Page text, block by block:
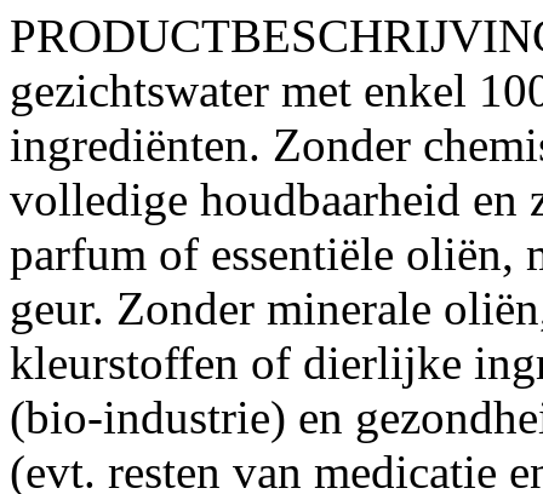
gezichtswater met enkel
ingrediënten. Zonder
volledige houdbaarheid en
parfum of essentiële oliën,
geur. Zonder minerale
kleurstoffen of dierlijke
(bio-industrie) en
(evt. resten van medicatie